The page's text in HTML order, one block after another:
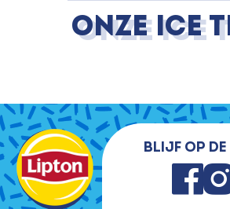
Onze Ice
Blijf op